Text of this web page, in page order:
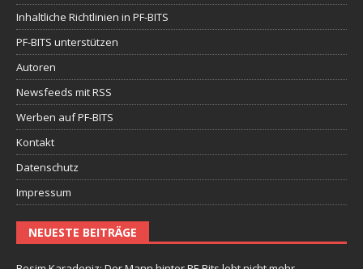
Inhaltliche Richtlinien in PF-BITS
PF-BITS unterstützen
Autoren
Newsfeeds mit RSS
Werben auf PF-BITS
Kontakt
Datenschutz
Impressum
NEUESTE BEITRÄGE